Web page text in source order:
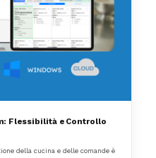
Flessibilità e Controllo
della cucina e delle comande è